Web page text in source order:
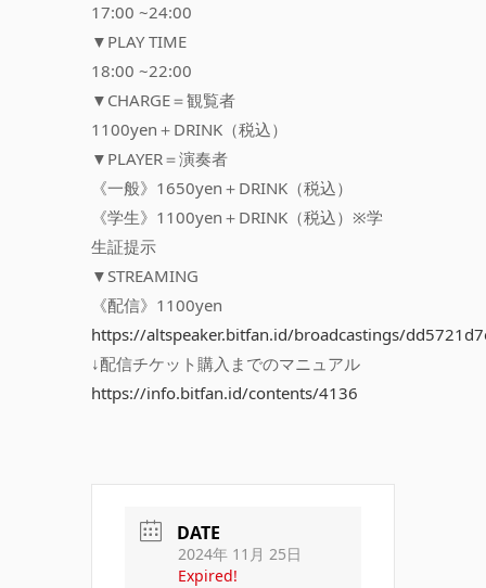
17:00 ~24:00
▼PLAY TIME
18:00 ~22:00
▼CHARGE＝観覧者
1100yen＋DRINK（税込）
▼PLAYER＝演奏者
《一般》1650yen＋DRINK（税込）
《学生》1100yen＋DRINK（税込）※学
生証提示
▼STREAMING
《配信》1100yen
https://altspeaker.bitfan.id/broadcastings/
↓配信チケット購入までのマニュアル
https://info.bitfan.id/contents/4136
DATE
2024年 11月 25日
Expired!